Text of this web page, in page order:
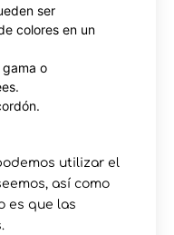
ser
colores en un
gama o
utilizar el
así como
es que las